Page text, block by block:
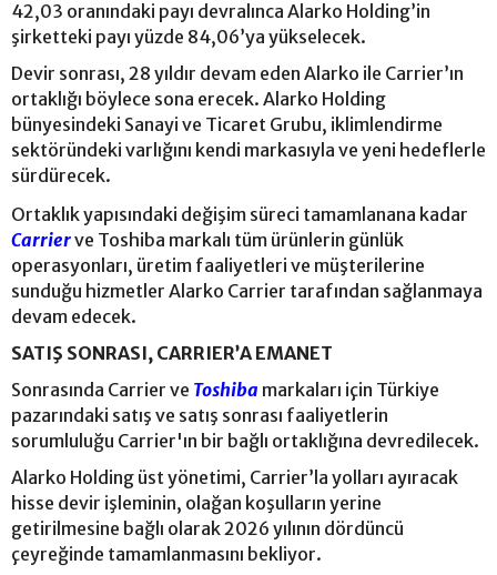
42,03 oranındaki payı devralınca Alarko Holding’in
şirketteki payı yüzde 84,06’ya yükselecek.
Devir sonrası, 28 yıldır devam eden Alarko ile Carrier’ın
ortaklığı böylece sona erecek. Alarko Holding
bünyesindeki Sanayi ve Ticaret Grubu, iklimlendirme
sektöründeki varlığını kendi markasıyla ve yeni hedeflerle
sürdürecek.
Ortaklık yapısındaki değişim süreci tamamlanana kadar
Carrierve Toshiba markalı tüm ürünlerin günlük
operasyonları, üretim faaliyetleri ve müşterilerine
sunduğu hizmetler Alarko Carrier tarafından sağlanmaya
devam edecek.
SATIŞ SONRASI, CARRIER’A EMANET
Sonrasında Carrier ve Toshiba markaları için Türkiye
pazarındaki satış ve satış sonrası faaliyetlerin
sorumluluğu Carrier'ın bir bağlı ortaklığına devredilecek.
Alarko Holding üst yönetimi, Carrier’la yolları ayıracak
hisse devir işleminin, olağan koşulların yerine
getirilmesine bağlı olarak 2026 yılının dördüncü
çeyreğinde tamamlanmasını bekliyor.